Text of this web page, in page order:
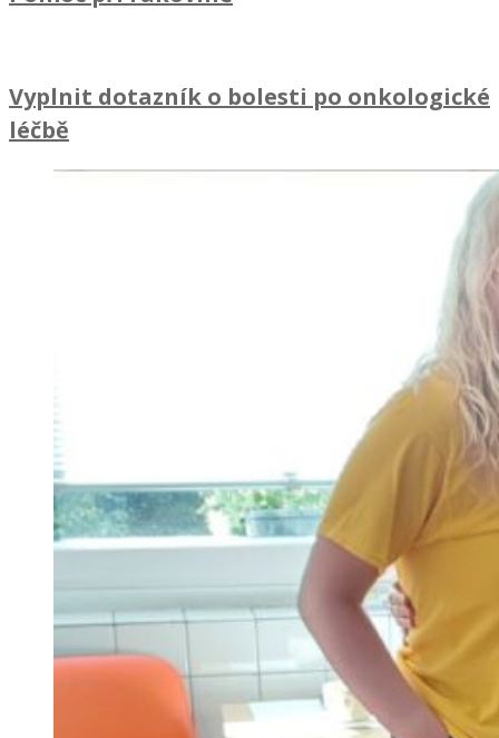
Vyplnit dotazník o bolesti po onkologické
léčbě